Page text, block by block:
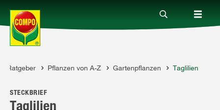
Produkte
Ratgeber
Ratgeber Pflanzen von A-Z Gartenpflanzen Taglilien
STECKBRIEF